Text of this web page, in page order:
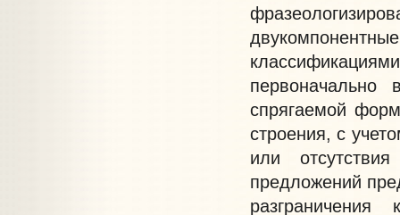
спрягаемой
строения, с
или
предложений
разграничения